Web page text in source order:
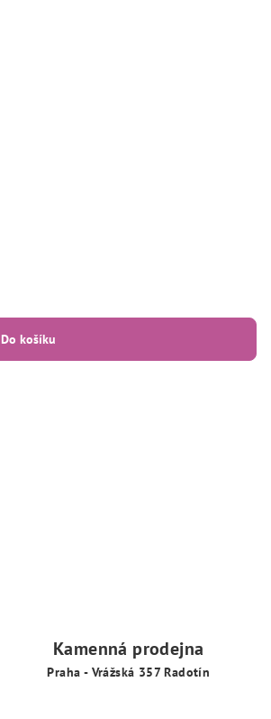
Do košíku
Kamenná prodejna
Praha - Vrážská 357 Radotín